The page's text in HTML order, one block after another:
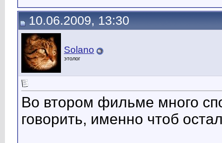
10.06.2009, 13:30
Solano
этолог
Во втором фильме много
говорить, именно чтоб